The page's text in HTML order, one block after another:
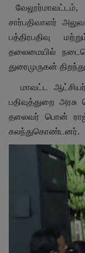
கிரைம்
வேலூர்மாவட்டம்,
சார்பதிவாளர்
பத்திரபதிவு
தலைமையில்
துரைமுருகன்
மாவட்ட ஆட்சியர்
பதிவுத்துறை அரசு
தலைவர் பொன் ராஜ்
கலந்துகொண்டனர்.